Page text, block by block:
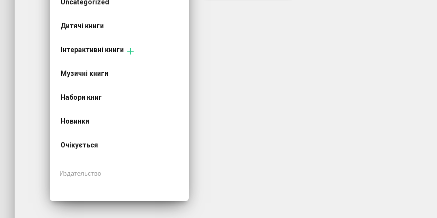
Uncategorized
Дитячі книги
Інтерактивні книги
Музичні книги
Набори книг
Новинки
Очікується